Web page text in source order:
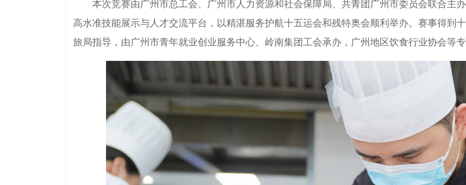
本次竞赛由广州市总工会、广州市人力资源和社会保障局、共青团广州市委员会联合主
高水准技能展示与人才交流平台，以精湛服务护航十五运会和残特奥会顺利举办。赛事得到
旅局指导，由广州市青年就业创业服务中心、岭南集团工会承办，广州地区饮食行业协会等专